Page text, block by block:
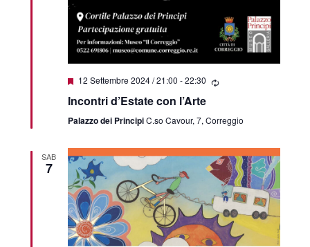
Featured
12 Settembre 2024 / 21:00 -22:30
Incontri d’Estate con l’Arte
Palazzo dei PrincipiC.so Cavour, 7, Correggio
SAB
7